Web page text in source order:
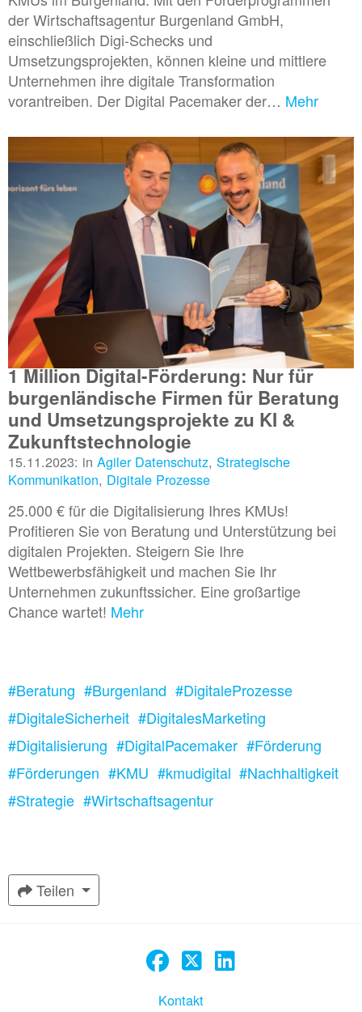
der Wirtschaftsagentur Burgenland GmbH,
einschließlich Digi-Schecks und
Umsetzungsprojekten, können kleine und mittlere
Unternehmen ihre digitale Transformation
vorantreiben. Der Digital Pacemaker der… Mehr
1 Million Digital-Förderung: Nur für
burgenländische Firmen für Beratung
und Umsetzungsprojekte zu KI &
Zukunftstechnologie
15.11.2023: in Agiler Datenschutz, Strategische
Kommunikation, Digitale Prozesse
25.000 € für die Digitalisierung Ihres KMUs!
Profitieren Sie von Beratung und Unterstützung bei
digitalen Projekten. Steigern Sie Ihre
Wettbewerbsfähigkeit und machen Sie Ihr
Unternehmen zukunftssicher. Eine großartige
Chance wartet! Mehr
#Beratung #Burgenland #DigitaleProzesse
#DigitaleSicherheit #DigitalesMarketing
#Digitalisierung #DigitalPacemaker #Förderung
#Förderungen #KMU #kmudigital #Nachhaltigkeit
#Strategie #Wirtschaftsagentur
Teilen
Kontakt